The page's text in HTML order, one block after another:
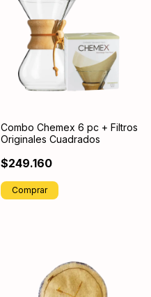
Combo Chemex 6 pc + Filtros
Originales Cuadrados
$249.160